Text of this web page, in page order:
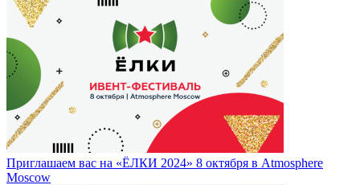
Приглашаем вас на «ЁЛКИ 2024» 8 октября в Atmosphere
Moscow